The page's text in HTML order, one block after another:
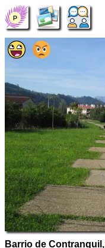
Barrio de Contranquil,